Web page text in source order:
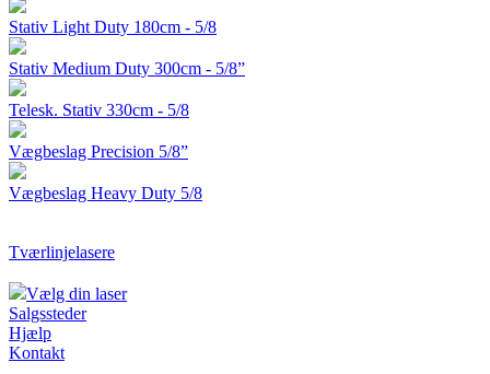
Stativ Light Duty 180cm - 5/8
Stativ Medium Duty 300cm - 5/8”
Telesk. Stativ 330cm - 5/8
Vægbeslag Precision 5/8”
Vægbeslag Heavy Duty 5/8
Tværlinjelasere
Vælg din laser
Salgssteder
Hjælp
Kontakt